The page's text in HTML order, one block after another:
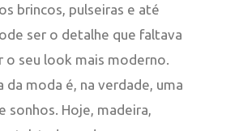
brincos, pulseiras e até
ser o detalhe que faltava
o seu look mais moderno.
da moda é, na verdade, uma
sonhos. Hoje, madeira,